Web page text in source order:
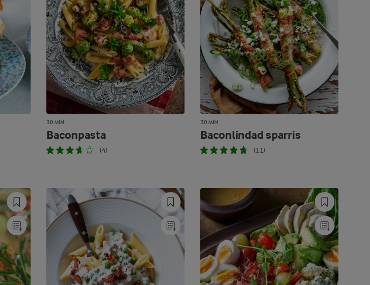
30 MIN
Baconpasta
(4)
30 MIN
Baconlindad sparris
(11)